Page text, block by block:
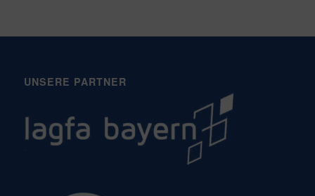
UNSERE PARTNER